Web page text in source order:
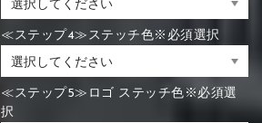
≪ステップ4≫ステッチ色※必須選択
≪ステップ5≫ロゴ ステッチ色※必須選
択